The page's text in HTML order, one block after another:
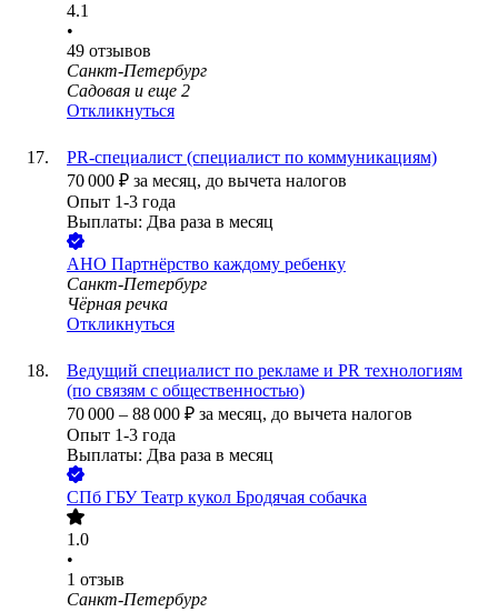
4.1
•
49 отзывов
Санкт-Петербург
Садовая и еще 2
Откликнуться
PR-специалист (специалист по коммуникациям)
70 000 ₽ за месяц, до вычета налогов
Опыт 1-3 года
Выплаты: Два раза в месяц
АНО Партнёрство каждому ребенку
Санкт-Петербург
Чёрная речка
Откликнуться
Ведущий специалист по рекламе и PR технологиям
(по связям с общественностью)
70 000 – 88 000 ₽ за месяц, до вычета налогов
Опыт 1-3 года
Выплаты: Два раза в месяц
СПб ГБУ Театр кукол Бродячая собачка
1.0
•
1 отзыв
Санкт-Петербург